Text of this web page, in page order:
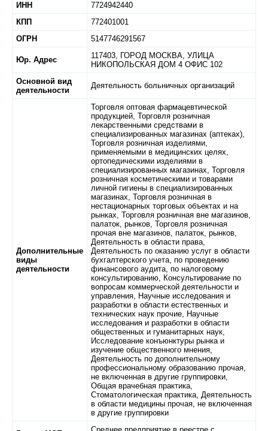
ИНН
7724942440
КПП
772401001
ОГРН
5147746291567
Юр. Адрес 117403, ГОРОД МОСКВА, УЛИЦА
НИКОПОЛЬСКАЯ ДОМ 4 ОФИС 102
Основной вид
деятельности
Деятельность больничных организаций
Дополнительные
виды
деятельности
Торговля оптовая фармацевтической
продукцией, Торговля розничная
лекарственными средствами в
специализированных магазинах (аптеках),
Торговля розничная изделиями,
применяемыми в медицинских целях,
ортопедическими изделиями в
специализированных магазинах, Торговля
розничная косметическими и товарами
личной гигиены в специализированных
магазинах, Торговля розничная в
нестационарных торговых объектах и на
рынках, Торговля розничная вне магазинов,
палаток, рынков, Торговля розничная
прочая вне магазинов, палаток, рынков,
Деятельность в области права,
Деятельность по оказанию услуг в области
бухгалтерского учета, по проведению
финансового аудита, по налоговому
консультированию, Консультирование по
вопросам коммерческой деятельности и
управления, Научные исследования и
разработки в области естественных и
технических наук прочие, Научные
исследования и разработки в области
общественных и гуманитарных наук,
Исследование конъюнктуры рынка и
изучение общественного мнения,
Деятельность по дополнительному
профессиональному образованию прочая,
не включенная в другие группировки,
Общая врачебная практика,
Стоматологическая практика, Деятельность
в области медицины прочая, не включенная
в другие группировки